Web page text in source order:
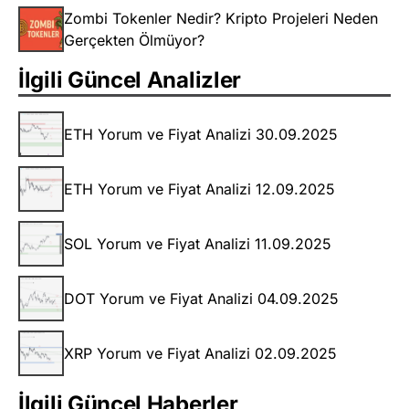
Zombi Tokenler Nedir? Kripto Projeleri Neden
Gerçekten Ölmüyor?
İlgili Güncel Analizler
ETH Yorum ve Fiyat Analizi 30.09.2025
ETH Yorum ve Fiyat Analizi 12.09.2025
SOL Yorum ve Fiyat Analizi 11.09.2025
DOT Yorum ve Fiyat Analizi 04.09.2025
XRP Yorum ve Fiyat Analizi 02.09.2025